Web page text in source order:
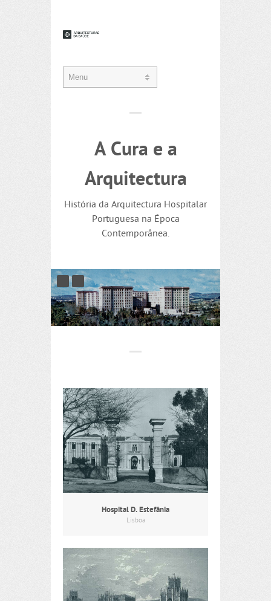
A Cura e a
Arquitectura
História da Arquitectura Hospitalar
Portuguesa na Época
Contemporânea.
Hospital D. Estefânia
Lisboa